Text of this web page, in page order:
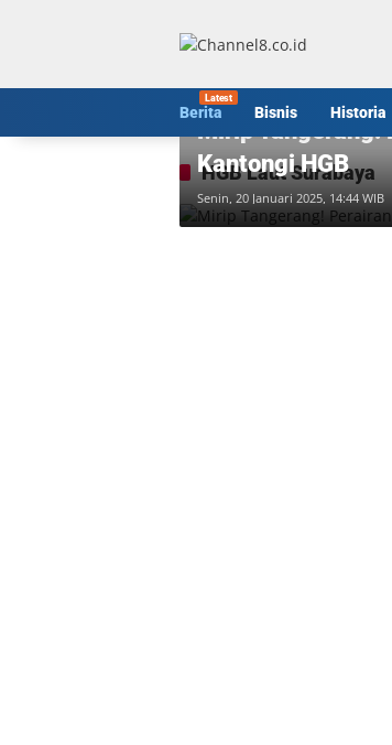
Berita Bisnis Historia
HGB Laut Surabaya
Berita
Mirip Tangerang!
Kantongi HGB
Senin, 20 Januari 2025, 14:44 WIB